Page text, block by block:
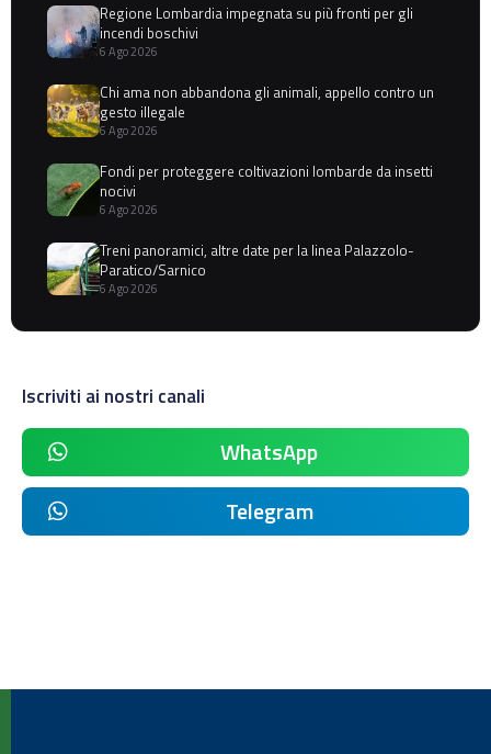
Regione Lombardia impegnata su più fronti per gli
incendi boschivi
6 Ago 2026
Chi ama non abbandona gli animali, appello contro un
gesto illegale
6 Ago 2026
Fondi per proteggere coltivazioni lombarde da insetti
nocivi
6 Ago 2026
Treni panoramici, altre date per la linea Palazzolo-
Paratico/Sarnico
6 Ago 2026
Iscriviti ai nostri canali
WhatsApp
Telegram